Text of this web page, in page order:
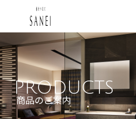
PRODUCTS
商品のご案内